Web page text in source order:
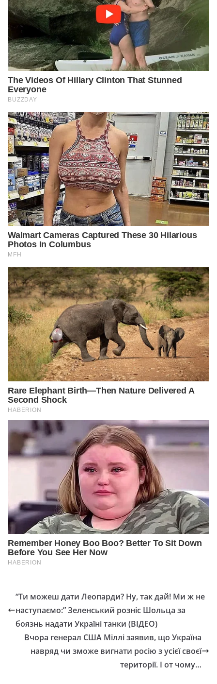
“Ти можеш дати Леопарди? Ну, так дай! Ми ж не
наступаємо:” Зеленський розніс Шольца за
боязнь надати Україні танки (ВІДЕО)
Вчора генерал США Міллі заявив, що Україна
навряд чи зможе вигнати росію з усієї своєї
території. І от чому…